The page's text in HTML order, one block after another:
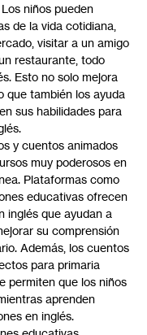
niños pueden
de la vida cotidiana,
visitar a un amigo
restaurante, todo
Esto no solo mejora
que también los ayuda
sus habilidades para
y cuentos animados
muy poderosos en
Plataformas como
educativas ofrecen
inglés que ayudan a
su comprensión
Además, los cuentos
para primaria
permiten que los niños
aprenden
en inglés.